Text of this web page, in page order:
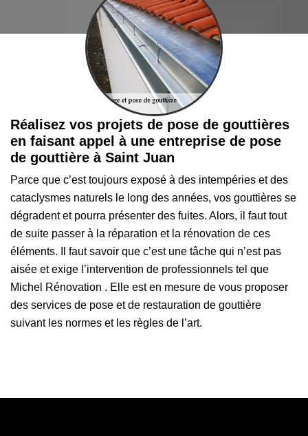
Réalisez vos projets de pose de gouttières
en faisant appel à une entreprise de pose
de gouttière à Saint Juan
Parce que c’est toujours exposé à des intempéries et des
cataclysmes naturels le long des années, vos gouttières se
dégradent et pourra présenter des fuites. Alors, il faut tout
de suite passer à la réparation et la rénovation de ces
éléments. Il faut savoir que c’est une tâche qui n’est pas
aisée et exige l’intervention de professionnels tel que
Michel Rénovation . Elle est en mesure de vous proposer
des services de pose et de restauration de gouttière
suivant les normes et les règles de l’art.